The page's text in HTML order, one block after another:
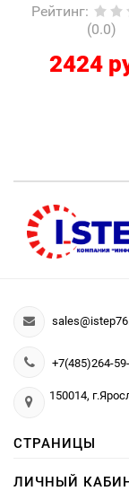
Рейтинг:
(0.0)
2424
+7(485)264-
150014,
СТРАНИЦЫ
ЛИЧНЫЙ